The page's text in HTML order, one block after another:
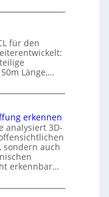
für den
Länge,…
erkennen
analysiert 3D-
sondern auch
erkennbar…